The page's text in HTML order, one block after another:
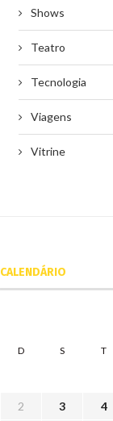
Shows
Teatro
Tecnologia
Viagens
Vitrine
CALENDÁRIO
D S T
2
3 4